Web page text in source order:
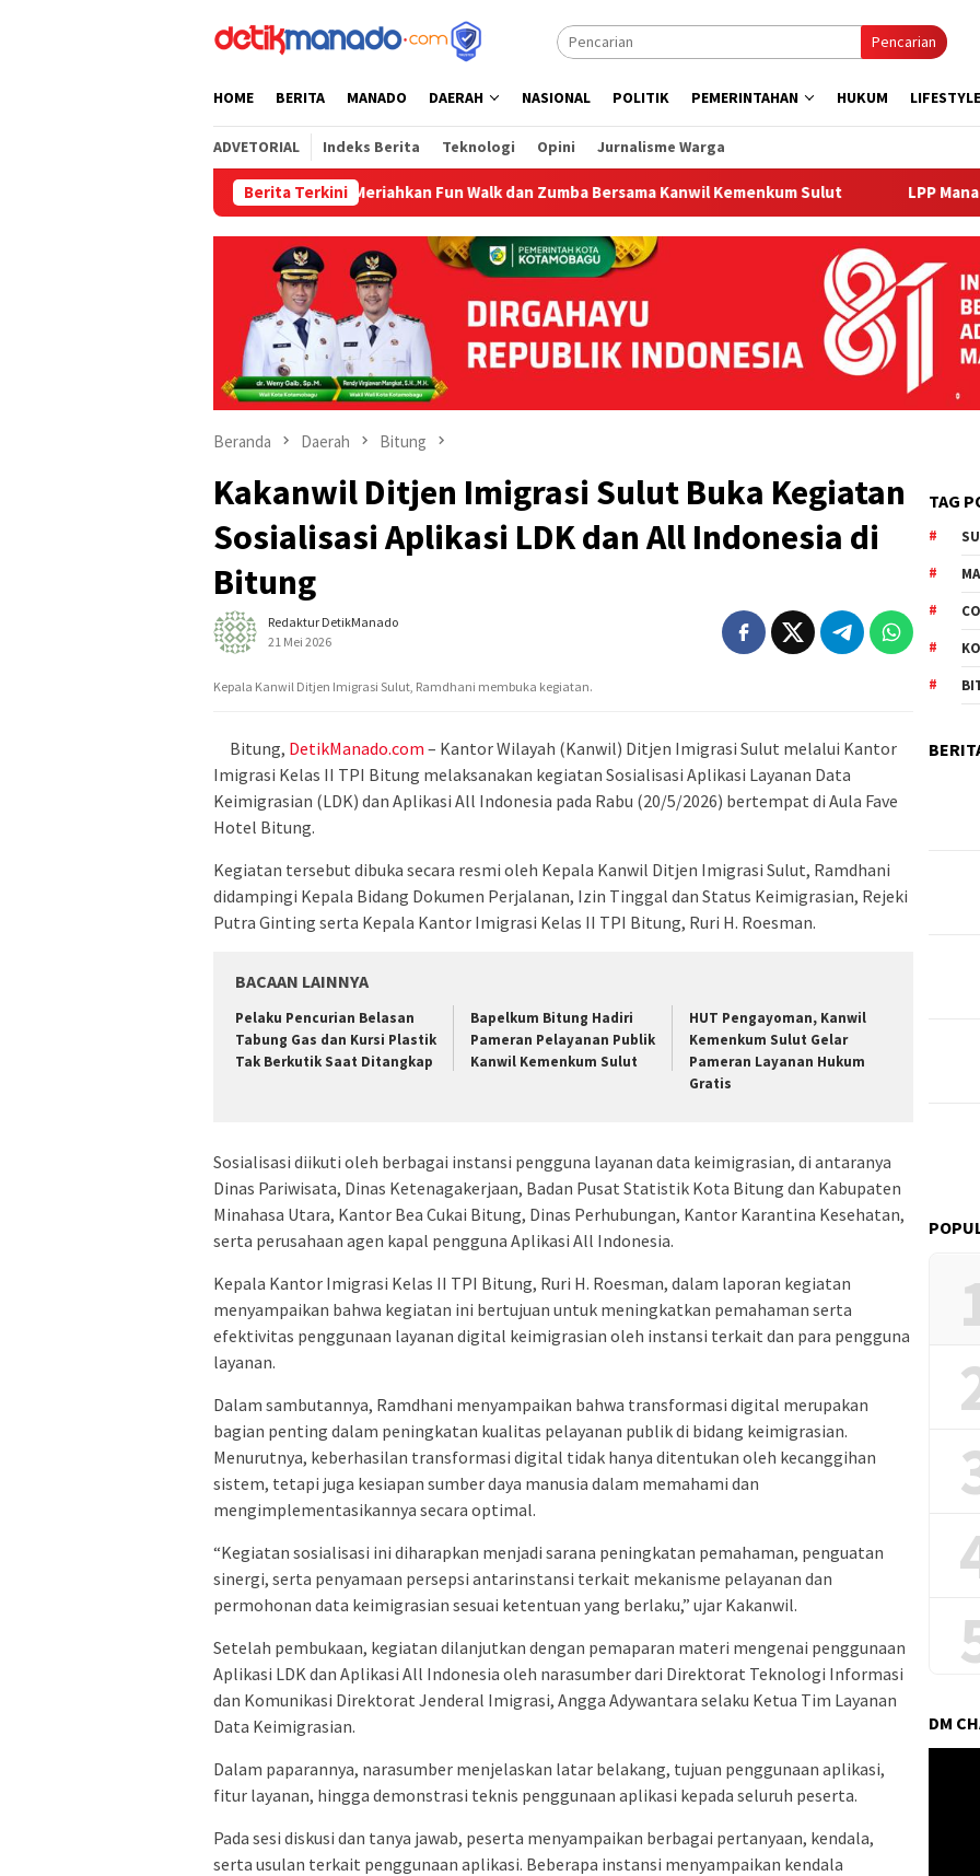
Pencarian
HOME BERITA MANADO DAERAH NASIONAL POLITIK PEMERINTAHAN HUKUM LIFESTYLE
ADVETORIAL Indeks Berita Teknologi Opini Jurnalisme Warga
Berita Terkini
Bapelkum Bitung Meriahkan Fun Walk dan Zumba Bersama Kanwil Kemenkum Sulut LPP Manado dan
Beranda Daerah Bitung
Kakanwil Ditjen Imigrasi Sulut Buka Kegiatan
Sosialisasi Aplikasi LDK dan All Indonesia di
Bitung
Redaktur DetikManado
21 Mei 2026
Kepala Kanwil Ditjen Imigrasi Sulut, Ramdhani membuka kegiatan.
Bitung, DetikManado.com – Kantor Wilayah (Kanwil) Ditjen Imigrasi Sulut melalui Kantor
Imigrasi Kelas II TPI Bitung melaksanakan kegiatan Sosialisasi Aplikasi Layanan Data
Keimigrasian (LDK) dan Aplikasi All Indonesia pada Rabu (20/5/2026) bertempat di Aula Fave
Hotel Bitung.
Kegiatan tersebut dibuka secara resmi oleh Kepala Kanwil Ditjen Imigrasi Sulut, Ramdhani
didampingi Kepala Bidang Dokumen Perjalanan, Izin Tinggal dan Status Keimigrasian, Rejeki
Putra Ginting serta Kepala Kantor Imigrasi Kelas II TPI Bitung, Ruri H. Roesman.
BACAAN LAINNYA
Pelaku Pencurian Belasan
Tabung Gas dan Kursi Plastik
Tak Berkutik Saat Ditangkap
‎Bapelkum Bitung Hadiri
Pameran Pelayanan Publik
Kanwil Kemenkum Sulut
HUT Pengayoman, Kanwil
Kemenkum Sulut Gelar
Pameran Layanan Hukum
Gratis
Sosialisasi diikuti oleh berbagai instansi pengguna layanan data keimigrasian, di antaranya
Dinas Pariwisata, Dinas Ketenagakerjaan, Badan Pusat Statistik Kota Bitung dan Kabupaten
Minahasa Utara, Kantor Bea Cukai Bitung, Dinas Perhubungan, Kantor Karantina Kesehatan,
serta perusahaan agen kapal pengguna Aplikasi All Indonesia.
Kepala Kantor Imigrasi Kelas II TPI Bitung, Ruri H. Roesman, dalam laporan kegiatan
menyampaikan bahwa kegiatan ini bertujuan untuk meningkatkan pemahaman serta
efektivitas penggunaan layanan digital keimigrasian oleh instansi terkait dan para pengguna
layanan.
Dalam sambutannya, Ramdhani menyampaikan bahwa transformasi digital merupakan
bagian penting dalam peningkatan kualitas pelayanan publik di bidang keimigrasian.
Menurutnya, keberhasilan transformasi digital tidak hanya ditentukan oleh kecanggihan
sistem, tetapi juga kesiapan sumber daya manusia dalam memahami dan
mengimplementasikannya secara optimal.
“Kegiatan sosialisasi ini diharapkan menjadi sarana peningkatan pemahaman, penguatan
sinergi, serta penyamaan persepsi antarinstansi terkait mekanisme pelayanan dan
permohonan data keimigrasian sesuai ketentuan yang berlaku,” ujar Kakanwil.
Setelah pembukaan, kegiatan dilanjutkan dengan pemaparan materi mengenai penggunaan
Aplikasi LDK dan Aplikasi All Indonesia oleh narasumber dari Direktorat Teknologi Informasi
dan Komunikasi Direktorat Jenderal Imigrasi, Angga Adywantara selaku Ketua Tim Layanan
Data Keimigrasian.
Dalam paparannya, narasumber menjelaskan latar belakang, tujuan penggunaan aplikasi,
fitur layanan, hingga demonstrasi teknis penggunaan aplikasi kepada seluruh peserta.
Pada sesi diskusi dan tanya jawab, peserta menyampaikan berbagai pertanyaan, kendala,
serta usulan terkait penggunaan aplikasi. Beberapa instansi menyampaikan kendala
TAG
DM